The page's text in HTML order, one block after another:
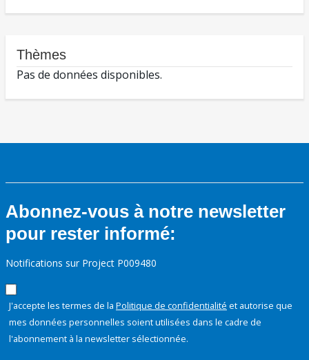
Thèmes
Pas de données disponibles.
Abonnez-vous à notre newsletter
pour rester informé:
Notifications sur Project P009480
J'accepte les termes de la Politique de confidentialité et autorise que
mes données personnelles soient utilisées dans le cadre de
l'abonnement à la newsletter sélectionnée.